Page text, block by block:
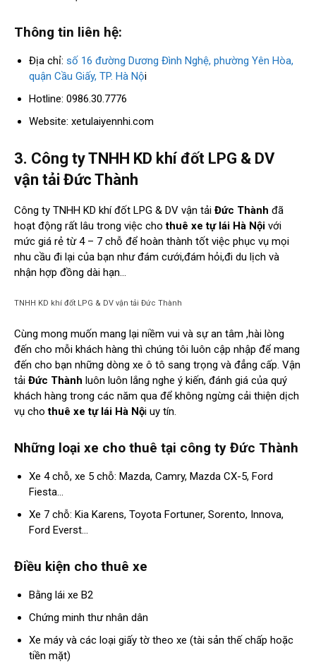
Thông tin liên hệ:
Địa chỉ: số 16 đường Dương Đình Nghệ, phường Yên Hòa,
quận Cầu Giấy, TP. Hà Nội
Hotline: 0986.30.7776
Website: xetulaiyennhi.com
3. Công ty TNHH KD khí đốt LPG & DV
vận tải Đức Thành
Công ty TNHH KD khí đốt LPG & DV vận tải Đức Thành đã
hoạt động rất lâu trong việc chothuê xe tự lái Hà Nội với
mức giá rẻ từ 4 – 7 chỗ để hoàn thành tốt việc phục vụ mọi
nhu cầu đi lại của bạn như đám cưới,đám hỏi,đi du lịch và
nhận hợp đồng dài hạn…
TNHH KD khí đốt LPG & DV vận tải Đức Thành
Cùng mong muốn mang lại niềm vui và sự an tâm ,hài lòng
đến cho mỗi khách hàng thì chúng tôi luôn cập nhập để mang
đến cho bạn những dòng xe ô tô sang trọng và đẳng cấp. Vận
tải Đức Thành luôn luôn lắng nghe ý kiến, đánh giá của quý
khách hàng trong các năm qua để không ngừng cải thiện dịch
vụ chothuê xe tự lái Hà Nội uy tín.
Những loại xe cho thuê tại công ty Đức Thành
Xe 4 chỗ, xe 5 chỗ: Mazda, Camry, Mazda CX-5, Ford
Fiesta…
Xe 7 chỗ: Kia Karens, Toyota Fortuner, Sorento, Innova,
Ford Everst…
Điều kiện cho thuê xe
Bằng lái xe B2
Chứng minh thư nhân dân
Xe máy và các loại giấy tờ theo xe (tài sản thế chấp hoặc
tiền mặt)